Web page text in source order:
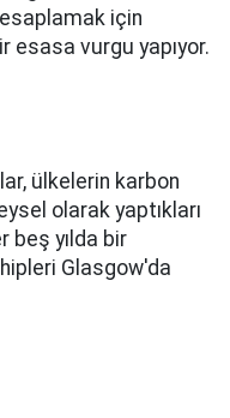
için
esasa vurgu yapıyor.
ülkelerin karbon
olarak yaptıkları
beş yılda bir
Glasgow'da